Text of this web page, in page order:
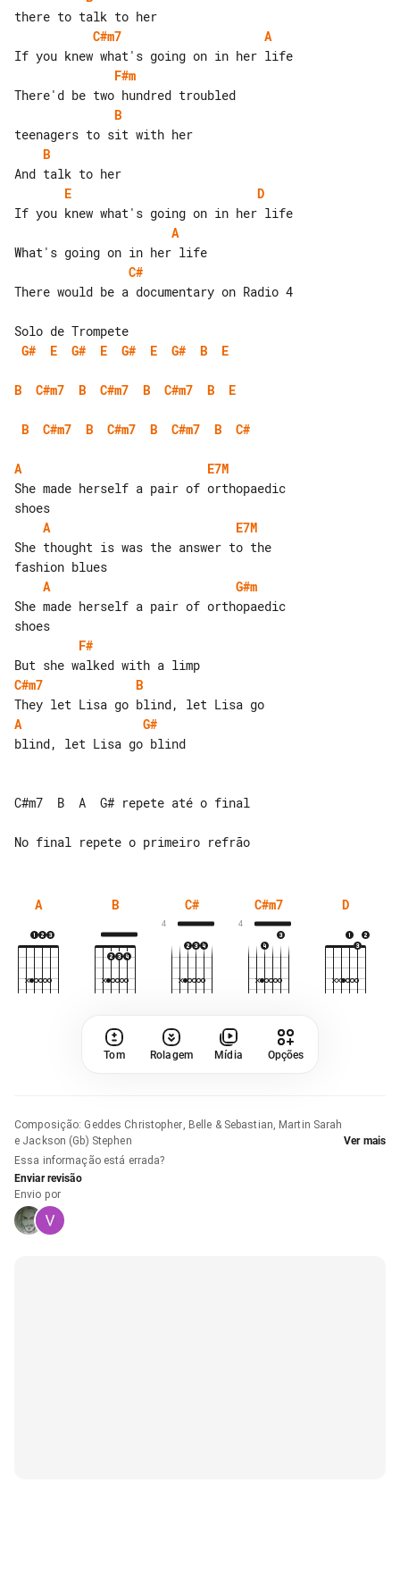
C#m7
A
F#m
B
B
E
D
A
C#
There would be a documentary on Radio 4
G#
E G# E G# E G# B E
B C#m7 B C#m7 B C#m7 B E
B C#m7 B C#m7 B C#m7 B C#
A
E7M
She made herself a pair of orthopaedic
A
E7M
She thought is was the answer to the
A
G#m
She made herself a pair of orthopaedic
F#
C#m7
B
A
G#
blind, let Lisa go blind
C#m7  B  A  G# repete até o final
A B C#
4
C#m7
4
D
Tom Rolagem Mídia Opções
Composição: Geddes Christopher, Belle & Sebastian, Martin Sarah
e Jackson (Gb) Stephen
Ver mais
Essa informação está errada?
Enviar revisão
Envio por